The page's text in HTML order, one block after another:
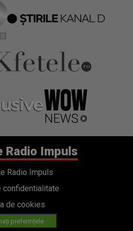
Radio Impuls
Radio Impuls
confidentialitate
de cookies
preferințele